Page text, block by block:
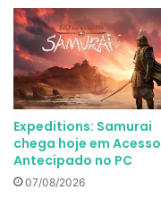
Expeditions: Samurai
chega hoje em Acesso
Antecipado no PC
07/08/2026